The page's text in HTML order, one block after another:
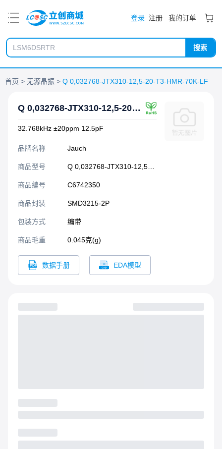
登录 注册 我的订单
搜索
首页 无源晶振 Q 0,032768-JTX310-12,5-20-T3-HMR-70K-LF
Q 0,032768-JTX310-12,5-20-T3-HMR-70K-LF
32.768kHz ±20ppm 12.5pF
品牌名称 Jauch
商品型号
商品编号 C6742350
商品封装 SMD3215-2P​
包装方式 编带
商品毛重 0.045克(g)
数据手册 EDA模型